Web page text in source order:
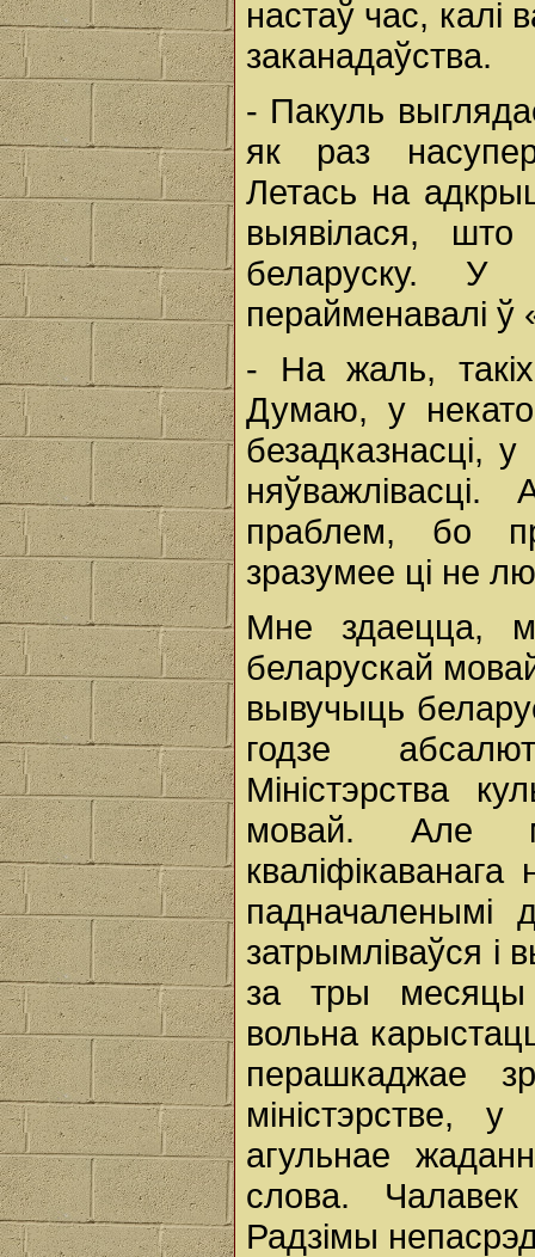
настаў час, калі
заканадаўства.
- Пакуль
як раз
Летась на
выявілася,
беларуску. У
перайменавалі ў
- На жаль,
Думаю, у
безадказнасці,
праблем, бо
зразумее ці не
Мне здаецца,
беларускай
вывучыць
годзе
Міністэрства
мовай. Але
кваліфікаванага
затрымліваўся і
за тры месяцы
вольна
перашкаджае
міністэрстве,
агульнае
слова.
Радзімы